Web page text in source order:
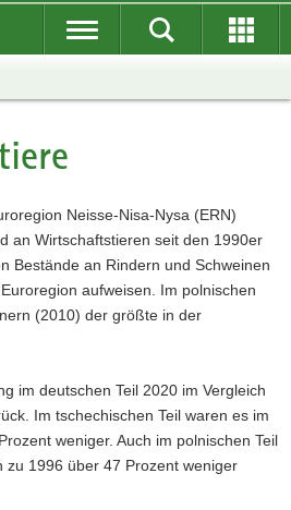
Neisse-Nisa-Nysa (ERN)
an Wirtschaftstieren seit den 1990er
Bestände an Rindern und Schweinen
aufweisen. Im polnischen
(2010) der größte in der
im deutschen Teil 2020 im Vergleich
Im tschechischen Teil waren es im
weniger. Auch im polnischen Teil
zu 1996 über 47 Prozent weniger